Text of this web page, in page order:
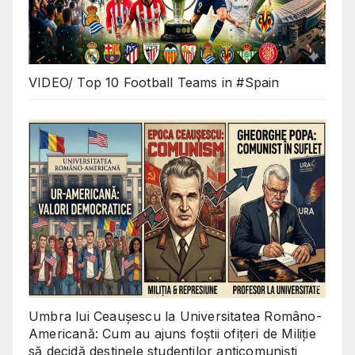
VIDEO/ Top 10 Football Teams in #Spain
Umbra lui Ceaușescu la Universitatea Româno-
Americană: Cum au ajuns foștii ofițeri de Miliție
să decidă destinele studenților anticomuniști